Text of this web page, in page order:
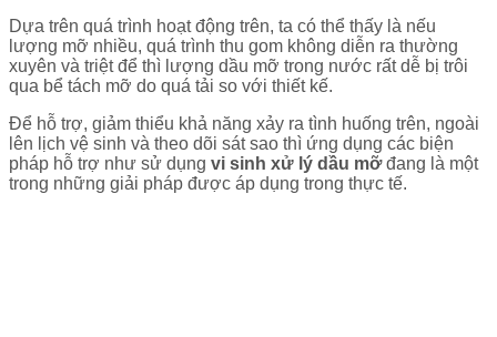
Dựa trên quá trình hoạt động trên, ta có thể thấy là nếu
lượng mỡ nhiều, quá trình thu gom không diễn ra thường
xuyên và triệt để thì lượng dầu mỡ trong nước rất dễ bị trôi
qua bể tách mỡ do quá tải so với thiết kế.
Để hỗ trợ, giảm thiểu khả năng xảy ra tình huống trên, ngoài
lên lịch vệ sinh và theo dõi sát sao thì ứng dụng các biện
pháp hỗ trợ như sử dụng vi sinh xử lý dầu mỡđang là một
trong những giải pháp được áp dụng trong thực tế.